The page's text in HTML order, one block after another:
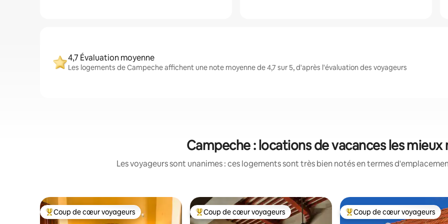
4,7 Évaluation moyenne
Les logements de Campeche affichent une note moyenne de 4,7 sur 5, d'après l'évaluation des voyageurs
Campeche : locations de vacances les mieux
Les voyageurs sont unanimes : ces logements sont très bien notés en termes
Coups de cœur voyageurs les plus appréciés
Coup de cœur voyageurs Coups de cœur voyageurs les plus appréciés
Coup de cœur voyageurs Coups de cœur voyageurs les
Coup de cœur voyageurs